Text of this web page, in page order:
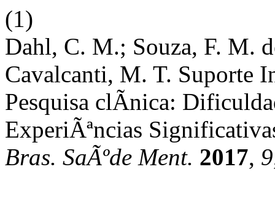
(1)
Dahl, C. M.; Souza, F. M.
Cavalcanti, M. T. Suporte
Pesquisa clÃ­nica:
ExperiÃªncias
Bras. SaÃºde Ment. 2017, 9